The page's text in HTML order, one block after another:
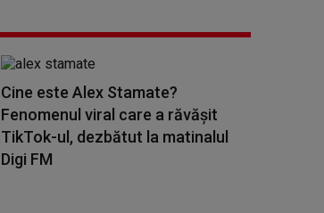
Cine este Alex Stamate?
Fenomenul viral care a răvășit
TikTok-ul, dezbătut la matinalul
Digi FM